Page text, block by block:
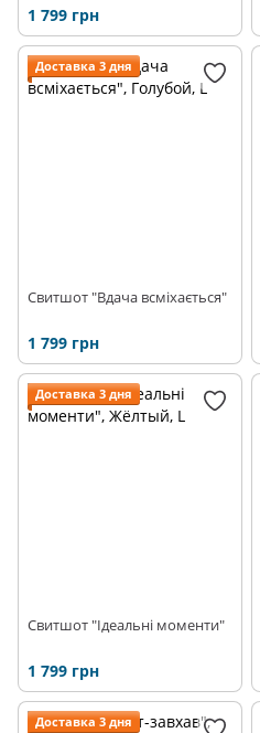
1 799 грн
Доставка 3 дня
Свитшот "Вдача всміхається"
1 799 грн
Доставка 3 дня
Свитшот "Ідеальні моменти"
1 799 грн
Доставка 3 дня